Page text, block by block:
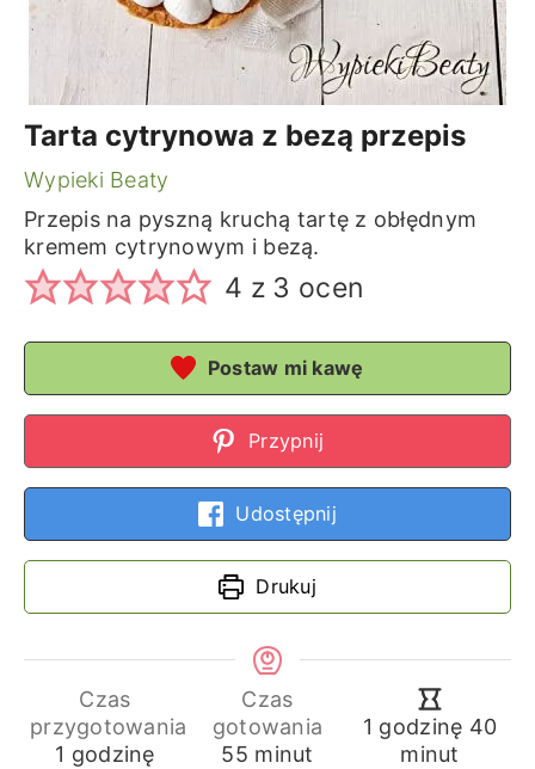
Tarta cytrynowa z bezą przepis
Wypieki Beaty
Przepis na pyszną kruchą tartę z obłędnym
kremem cytrynowym i bezą.
4 z 3 ocen
Postaw mi kawę
Przypnij
Udostępnij
Drukuj
Czas
przygotowania
1 godzina
godzinę
Czas
gotowania
55minuty
minut
1 godzina
godzinę 40
minut